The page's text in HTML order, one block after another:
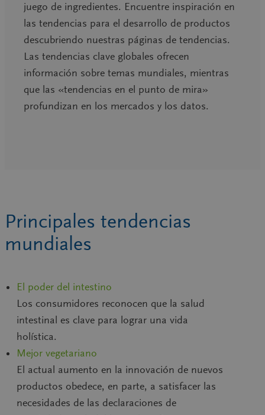
juego de ingredientes. Encuentre inspiración en
las tendencias para el desarrollo de productos
descubriendo nuestras páginas de tendencias.
Las tendencias clave globales ofrecen
información sobre temas mundiales, mientras
que las «tendencias en el punto de mira»
profundizan en los mercados y los datos.
Principales tendencias
mundiales
El poder del intestino
Los consumidores reconocen que la salud
intestinal es clave para lograr una vida
holística.
Mejor vegetariano
El actual aumento en la innovación de nuevos
productos obedece, en parte, a satisfacer las
necesidades de las declaraciones de